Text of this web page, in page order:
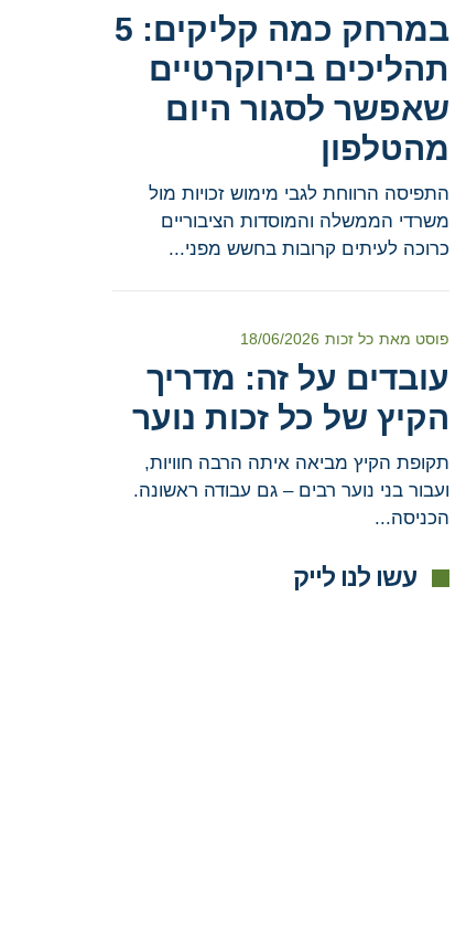
במרחק כמה קליקים: 5
תהליכים בירוקרטיים
שאפשר לסגור היום
מהטלפון
התפיסה הרווחת לגבי מימוש זכויות מול
משרדי הממשלה והמוסדות הציבוריים
כרוכה לעיתים קרובות בחשש מפני...
פוסט מאת כל זכות 18/06/2026
עובדים על זה: מדריך
הקיץ של כל זכות נוער
תקופת הקיץ מביאה איתה הרבה חוויות,
ועבור בני נוער רבים – גם עבודה ראשונה.
הכניסה...
עשו לנו לייק